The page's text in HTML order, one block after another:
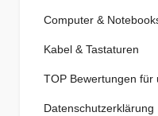
Computer &
Kabel & Tastaturen
TOP Bewertungen für
Datenschutz­erklärung